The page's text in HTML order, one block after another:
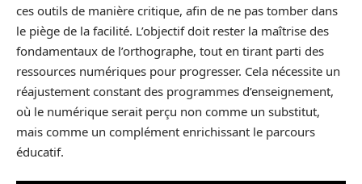
ces outils de manière critique, afin de ne pas tomber dans
le piège de la facilité. L’objectif doit rester la maîtrise des
fondamentaux de l’orthographe, tout en tirant parti des
ressources numériques pour progresser. Cela nécessite un
réajustement constant des programmes d’enseignement,
où le numérique serait perçu non comme un substitut,
mais comme un complément enrichissant le parcours
éducatif.